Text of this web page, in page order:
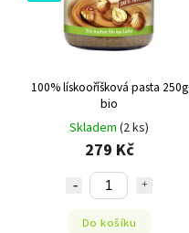
100% lískooříšková pasta 250g
bio
Skladem (2 ks)
279 Kč
Do košíku